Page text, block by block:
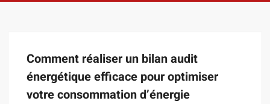
Comment réaliser un bilan audit
énergétique efficace pour optimiser
votre consommation d’énergie